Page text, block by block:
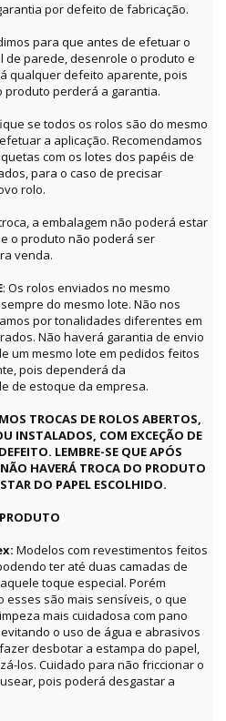
por defeito de fabricação.
para que antes de efetuar o
de parede, desenrole o produto e
qualquer defeito aparente, pois
produto perderá a garantia.
se todos os rolos são do mesmo
a aplicação. Recomendamos
com os lotes dos papéis de
para o caso de precisar
rolo.
a embalagem não poderá estar
o produto não poderá ser
venda.
: Os rolos enviados no mesmo
do mesmo lote. Não nos
por tonalidades diferentes em
Não haverá garantia de envio
um mesmo lote em pedidos feitos
pois dependerá da
de estoque da empresa.
TROCAS DE ROLOS ABERTOS,
INSTALADOS, COM EXCEÇÃO DE
LEMBRE-SE QUE APÓS
HAVERÁ TROCA DO PRODUTO
DO PAPEL ESCOLHIDO.
Modelos com revestimentos feitos
ter até duas camadas de
toque especial. Porém
esses são mais sensíveis, o que
mais cuidadosa com pano
o uso de água e abrasivos
desbotar a estampa do papel,
los. Cuidado para não friccionar o
pois poderá desgastar a